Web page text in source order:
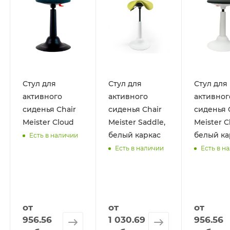
Стул для
активного
сиденья Chair
Meister Cloud
Есть в наличии
от
956.56
Стул для
активного
сиденья Chair
Meister Saddle,
белый каркас
Есть в наличии
от
1 030.69
Стул для
сиденья
Meister
белый
Есть в
от
956.56